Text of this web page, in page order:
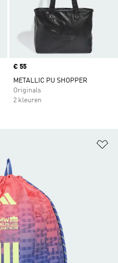
Price
€ 55
METALLIC PU SHOPPER
Originals
2 kleuren